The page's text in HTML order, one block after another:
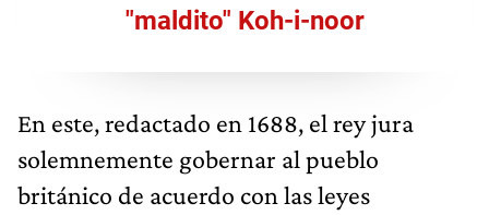
"maldito" Koh-i-noor
En este, redactado en 1688, el rey jura
solemnemente gobernar al pueblo
británico de acuerdo con las leyes